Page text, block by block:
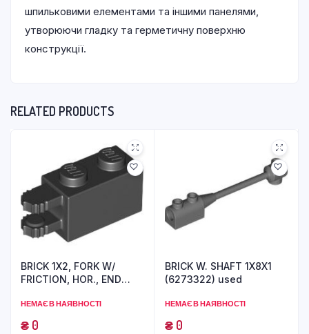
шпильковими елементами та іншими панелями,
утворюючи гладку та герметичну поверхню
конструкції.
RELATED PRODUCTS
BRICK 1X2, FORK W/
FRICTION, HOR., END
НЕМАЄ В НАЯВНОСТІ
₴0
BRICK W. SHAFT 1X8X1
(6273322) used
НЕМАЄ В НАЯВНОСТІ
₴0